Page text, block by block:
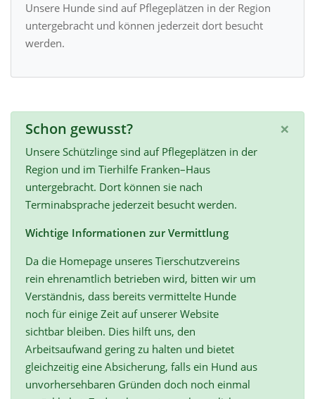
Unsere Hunde sind auf Pflegeplätzen in der Region
untergebracht und können jederzeit dort besucht
werden.
×
Schon gewusst?
Unsere Schützlinge sind auf Pflegeplätzen in der
Region und im Tierhilfe Franken–Haus
untergebracht. Dort können sie nach
Terminabsprache jederzeit besucht werden.
Wichtige Informationen zur Vermittlung
Da die Homepage unseres Tierschutzvereins
rein ehrenamtlich betrieben wird, bitten wir um
Verständnis, dass bereits vermittelte Hunde
noch für einige Zeit auf unserer Website
sichtbar bleiben. Dies hilft uns, den
Arbeitsaufwand gering zu halten und bietet
gleichzeitig eine Absicherung, falls ein Hund aus
unvorhersehbaren Gründen doch noch einmal